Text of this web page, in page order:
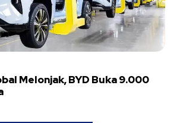
Melonjak, BYD Buka 9.000